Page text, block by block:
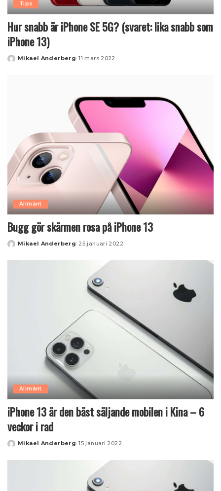
Tips
Hur snabb är iPhone SE 5G? (svaret: lika snabb som
iPhone 13)
Posted
Mikael Anderberg 11 mars 2022
Allmänt
Bugg gör skärmen rosa på iPhone 13
Posted
Mikael Anderberg 25 januari 2022
Allmänt
iPhone 13 är den bäst säljande mobilen i Kina – 6
veckor i rad
Posted
Mikael Anderberg 15 januari 2022